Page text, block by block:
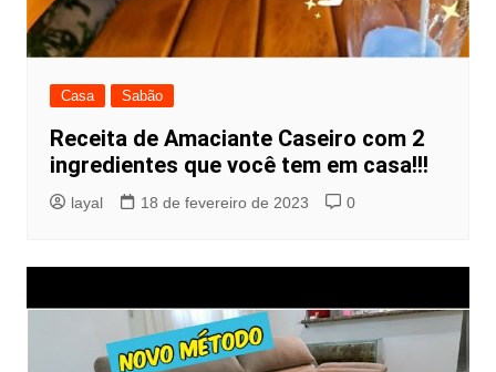
Casa Sabão
Receita de Amaciante Caseiro com 2
ingredientes que você tem em casa!!!
layal 18 de fevereiro de 2023 0